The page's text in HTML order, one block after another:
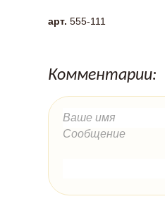
арт. 555-111
Комментарии: